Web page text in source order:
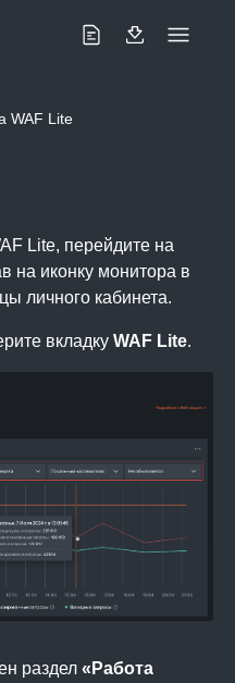
WAF Lite
Lite, перейдите на
на иконку монитора в
личного кабинета.
вкладку WAF Lite.
раздел «Работа